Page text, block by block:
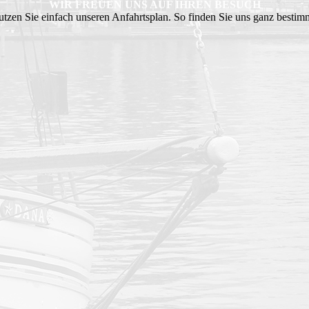
WIR FREUEN UNS AUF IHREN BESUCH
Sie einfach unseren Anfahrtsplan. So finden Sie uns ganz